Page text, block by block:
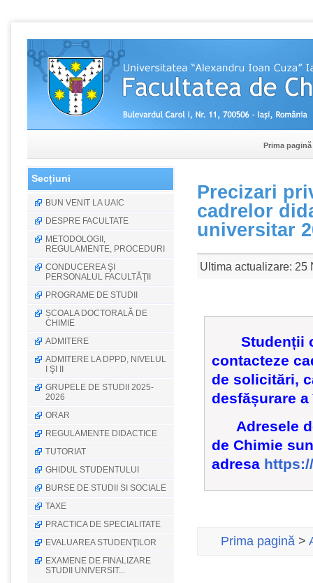
Prima pagină
Secțiuni
BUN VENIT LA UAIC
DESPRE FACULTATE
METODOLOGII,
REGULAMENTE, PROCEDURI
CONDUCEREA ŞI
PERSONALUL FACULTĂŢII
PROGRAME DE STUDII
ȘCOALA DOCTORALĂ DE
CHIMIE
ADMITERE
ADMITERE LA DPPD, NIVELUL
I ŞI II
GRUPELE DE STUDII 2025-
2026
ORAR
REGULAMENTE DIDACTICE
TUTORIAT
GHIDUL STUDENTULUI
BURSE DE STUDII SI SOCIALE
TAXE
PRACTICA DE SPECIALITATE
EVALUAREA STUDENŢILOR
EXAMENE DE FINALIZARE
STUDII UNIVERSIT...
Precizari
cadrelor
universitar
Ultima actualizare: 25
Studenții
contacteze
de solicitări,
desfășurare
Adresele
de Chimie
adresa
Prima pagină >